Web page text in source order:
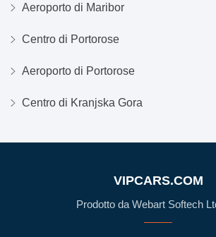
Aeroporto di Maribor
Centro di Portorose
Aeroporto di Portorose
Centro di Kranjska Gora
VIPCARS.COM
Prodotto da Webart Softech